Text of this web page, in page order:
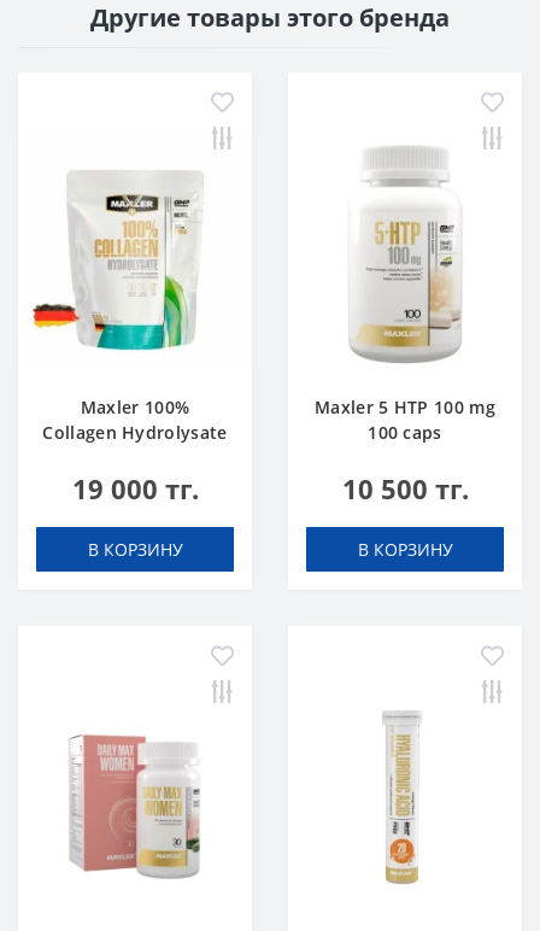
Другие товары этого бренда
Maxler 100%
Collagen Hydrolysate
19 000 тг.
В КОРЗИНУ
Maxler 5 HTP 100 mg
100 caps
10 500 тг.
В КОРЗИНУ